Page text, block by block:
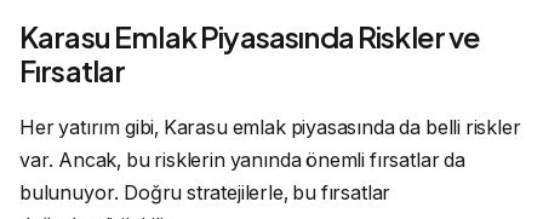
Karasu Emlak Piyasasında Riskler ve
Fırsatlar
Her yatırım gibi, Karasu emlak piyasasında da belli riskler
var. Ancak, bu risklerin yanında önemli fırsatlar da
bulunuyor. Doğru stratejilerle, bu fırsatlar